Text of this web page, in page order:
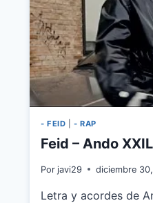
- FEID |- RAP
Feid – Ando XXIL
Por javi29 diciembre
Letra y acordes de